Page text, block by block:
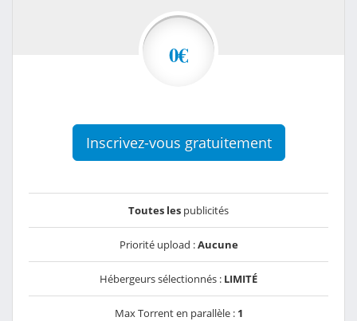
0€
Inscrivez-vous gratuitement
Toutes les publicités
Priorité upload :Aucune
Hébergeurs sélectionnés : LIMITÉ
Max Torrent en parallèle : 1